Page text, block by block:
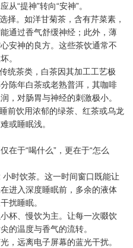
“提神”转向“安神”。
择。如洋甘菊茶，含有芹菜素，
通过香气舒缓神经；此外，薄
安神的良方。这些茶饮通常不
。
统茶类，白茶因其加工工艺极
陈年白茶或老熟普洱，其咖啡
，对肠胃与神经的刺激极小。
前饮用浓郁的绿茶、红茶或乌龙
或睡眠浅。
在于“喝什么”，更在于“怎么
时饮茶。这一时间窗口既能让
进入深度睡眠前，多余的液体
扰睡眠。
杯、慢饮为主。让每一次啜饮
的温度与香气的流转。
，远离电子屏幕的蓝光干扰。